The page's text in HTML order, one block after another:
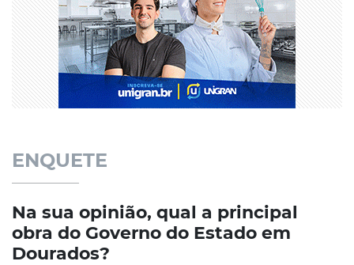
ENQUETE
Na sua opinião, qual a principal
obra do Governo do Estado em
Dourados?